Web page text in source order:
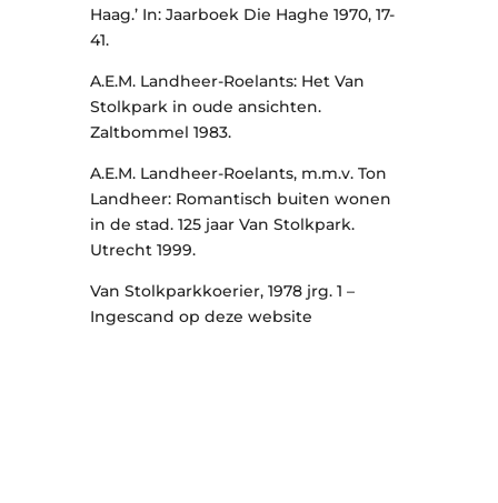
Haag.’ In: Jaarboek Die Haghe 1970, 17-
41.
A.E.M. Landheer-Roelants: Het Van
Stolkpark in oude ansichten.
Zaltbommel 1983.
A.E.M. Landheer-Roelants, m.m.v. Ton
Landheer: Romantisch buiten wonen
in de stad. 125 jaar Van Stolkpark.
Utrecht 1999.
Van Stolkparkkoerier, 1978 jrg. 1 –
Ingescand op deze website